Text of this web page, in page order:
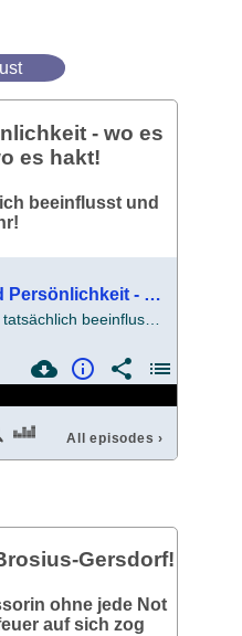
- wo es
es hakt!
beeinflusst und
Politik und Persönlichkeit - wo es läuft und wo es hakt!
Was Wähler tatsächlich beeinflusst und mehr!
All episodes ›
Gersdorf!
ohne jede Not
auf sich zog